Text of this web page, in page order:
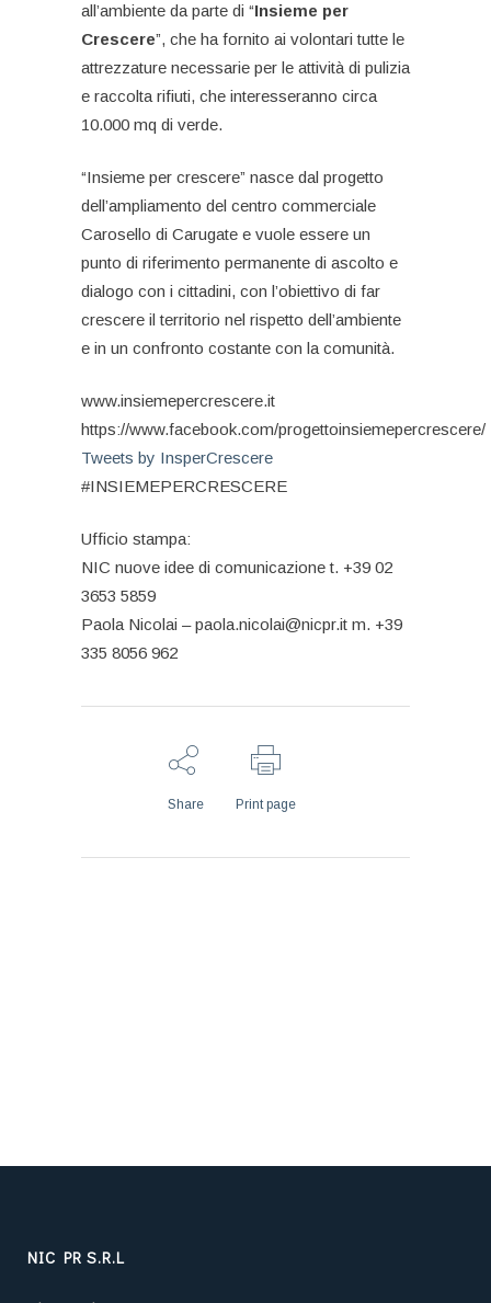
all’ambiente da parte di “Insieme per
Crescere”, che ha fornito ai volontari tutte le
attrezzature necessarie per le attività di pulizia
e raccolta rifiuti, che interesseranno circa
10.000 mq di verde.
“Insieme per crescere” nasce dal progetto
dell’ampliamento del centro commerciale
Carosello di Carugate e vuole essere un
punto di riferimento permanente di ascolto e
dialogo con i cittadini, con l’obiettivo di far
crescere il territorio nel rispetto dell’ambiente
e in un confronto costante con la comunità.
www.insiemepercrescere.it
https://www.facebook.com/progettoinsiemepercrescere/
Tweets by InsperCrescere
#INSIEMEPERCRESCERE
Ufficio stampa:
NIC nuove idee di comunicazione t. +39 02
3653 5859
Paola Nicolai – paola.nicolai@nicpr.it m. +39
335 8056 962
Share Print page
NIC PR S.R.L